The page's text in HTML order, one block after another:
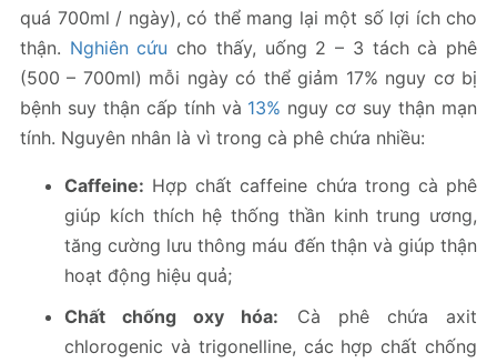
quá 700ml / ngày), có thể mang lại một số lợi ích cho
thận. Nghiên cứu cho thấy, uống 2 – 3 tách cà phê
(500 – 700ml) mỗi ngày có thể giảm 17% nguy cơ bị
bệnh suy thận cấp tính và 13% nguy cơ suy thận mạn
tính. Nguyên nhân là vì trong cà phê chứa nhiều:
Caffeine: Hợp chất caffeine chứa trong cà phê
giúp kích thích hệ thống thần kinh trung ương,
tăng cường lưu thông máu đến thận và giúp thận
hoạt động hiệu quả;
Chất chống oxy hóa: Cà phê chứa axit
chlorogenic và trigonelline, các hợp chất chống